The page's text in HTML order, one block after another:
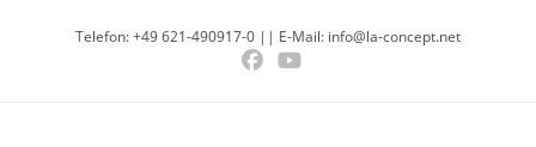
Telefon: +49 621-490917-0 || E-Mail: info@la-concept.net